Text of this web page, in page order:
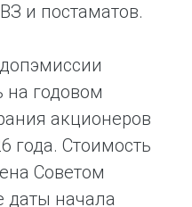
и постаматов.
на годовом
акционеров
года. Стоимость
Советом
даты начала